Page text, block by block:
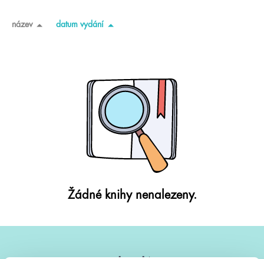
název datum vydání
Žádné knihy nenalezeny.